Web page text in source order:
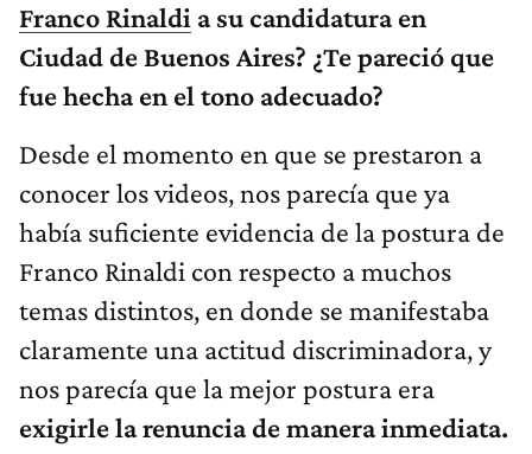
Franco Rinaldi a su candidatura en
Ciudad de Buenos Aires? ¿Te pareció que
fue hecha en el tono adecuado?
Desde el momento en que se prestaron a
conocer los videos, nos parecía que ya
había suficiente evidencia de la postura de
Franco Rinaldi con respecto a muchos
temas distintos, en donde se manifestaba
claramente una actitud discriminadora, y
nos parecía que la mejor postura era
exigirle la renuncia de manera inmediata.